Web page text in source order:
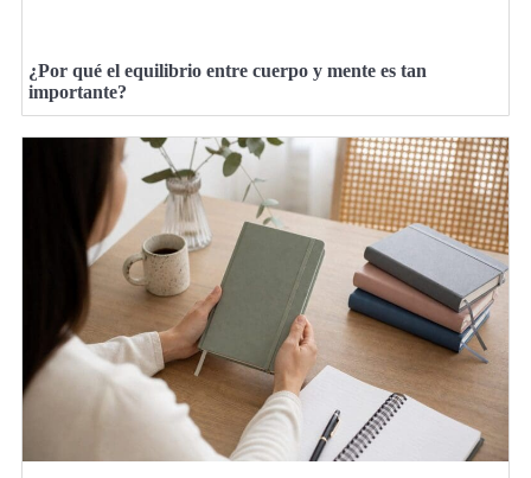
¿Por qué el equilibrio entre cuerpo y mente es tan
importante?